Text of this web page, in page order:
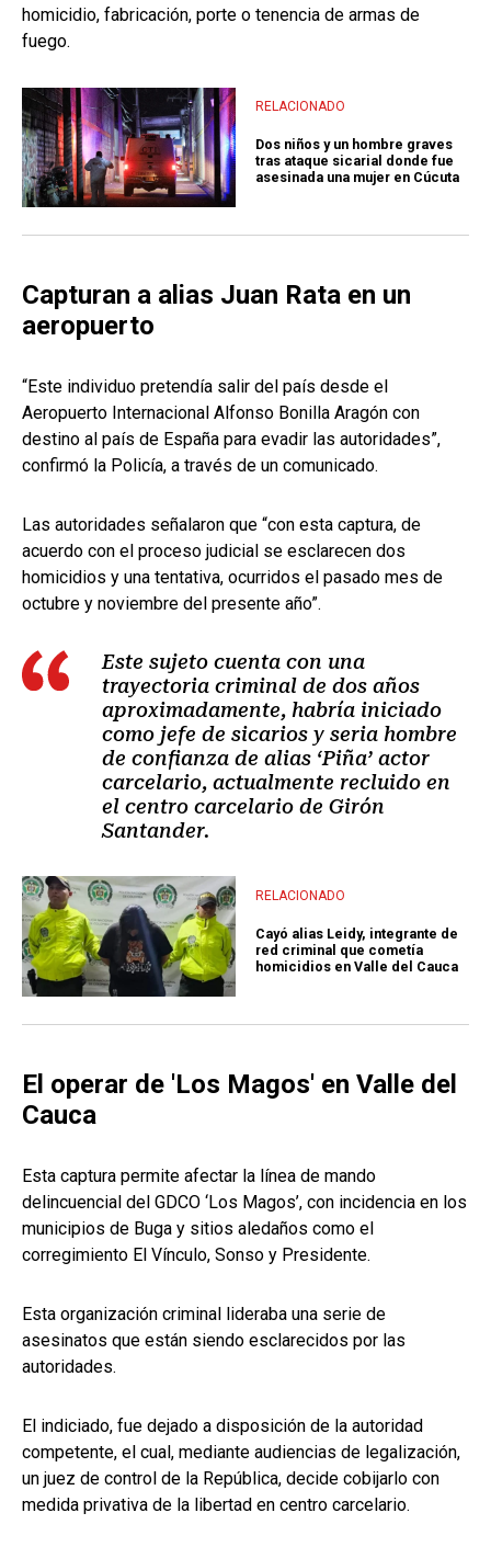
homicidio, fabricación, porte o tenencia de armas de
fuego.
RELACIONADO
Dos niños y un hombre graves
tras ataque sicarial donde fue
asesinada una mujer en Cúcuta
Capturan a alias Juan Rata en un
aeropuerto
“Este individuo pretendía salir del país desde el
Aeropuerto Internacional Alfonso Bonilla Aragón con
destino al país de España para evadir las autoridades”,
confirmó la Policía, a través de un comunicado.
Las autoridades señalaron que “con esta captura, de
acuerdo con el proceso judicial se esclarecen dos
homicidios y una tentativa, ocurridos el pasado mes de
octubre y noviembre del presente año”.
Este sujeto cuenta con una
trayectoria criminal de dos años
aproximadamente, habría iniciado
como jefe de sicarios y seria hombre
de confianza de alias ‘Piña’ actor
carcelario, actualmente recluido en
el centro carcelario de Girón
Santander.
RELACIONADO
Cayó alias Leidy, integrante de
red criminal que cometía
homicidios en Valle del Cauca
El operar de 'Los Magos' en Valle del
Cauca
Esta captura permite afectar la línea de mando
delincuencial del GDCO ‘Los Magos’, con incidencia en los
municipios de Buga y sitios aledaños como el
corregimiento El Vínculo, Sonso y Presidente.
Esta organización criminal lideraba una serie de
asesinatos que están siendo esclarecidos por las
autoridades.
El indiciado, fue dejado a disposición de la autoridad
competente, el cual, mediante audiencias de legalización,
un juez de control de la República, decide cobijarlo con
medida privativa de la libertad en centro carcelario.